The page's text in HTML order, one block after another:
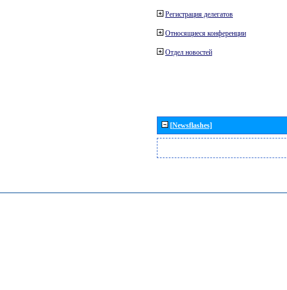
Регистрация делегатов
Относящиеся конференции
Отдел новостей
[Newsflashes]